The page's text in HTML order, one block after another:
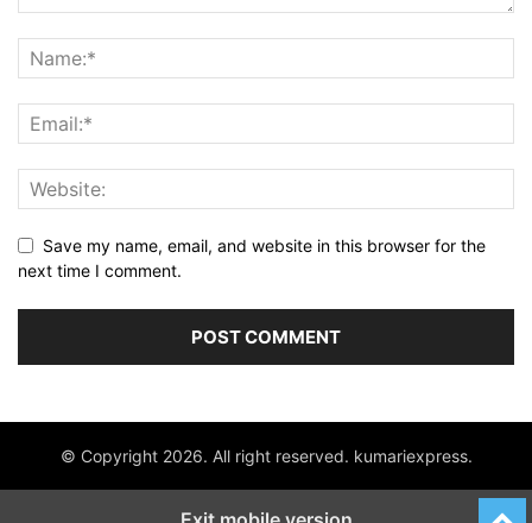
Save my name, email, and website in this browser for the
next time I comment.
© Copyright 2026. All right reserved. kumariexpress.